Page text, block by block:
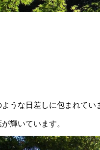
うな日差しに包まれてい
輝いています。